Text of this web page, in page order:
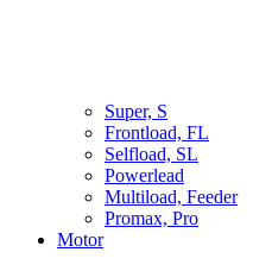
Super, S
Frontload, FL
Selfload, SL
Powerlead
Multiload, Feeder
Promax, Pro
Motor